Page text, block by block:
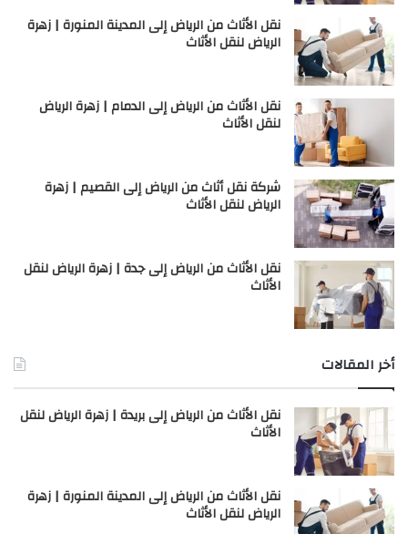
نقل الأثاث من الرياض إلى المدينة المنورة | زهرة
الرياض لنقل الأثاث
نقل الأثاث من الرياض إلى الدمام | زهرة الرياض
لنقل الأثاث
شركة نقل أثاث من الرياض إلى القصيم | زهرة
الرياض لنقل الأثاث
نقل الأثاث من الرياض إلى جدة | زهرة الرياض لنقل
الأثاث
أخر المقالات
نقل الأثاث من الرياض إلى بريدة | زهرة الرياض لنقل
الأثاث
نقل الأثاث من الرياض إلى المدينة المنورة | زهرة
الرياض لنقل الأثاث